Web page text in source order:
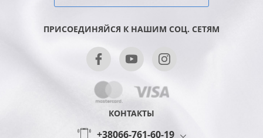
ПРИСОЕДИНЯЙСЯ К НАШИМ СОЦ. СЕТЯМ
КОНТАКТЫ
+38066-761-60-19